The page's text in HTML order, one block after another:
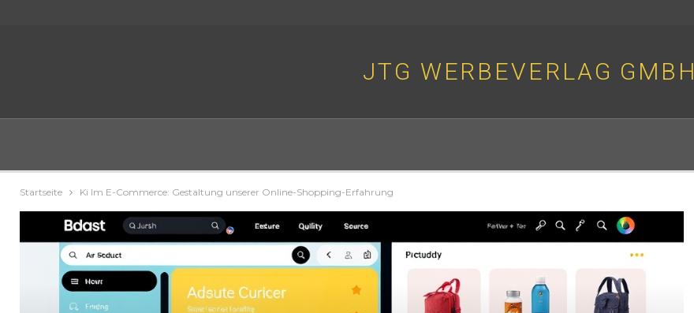
JTG WERBEVERLAG GMBH
Startseite Ki Im E-Commerce: Gestaltung unserer Online-Shopping-Erfahrung